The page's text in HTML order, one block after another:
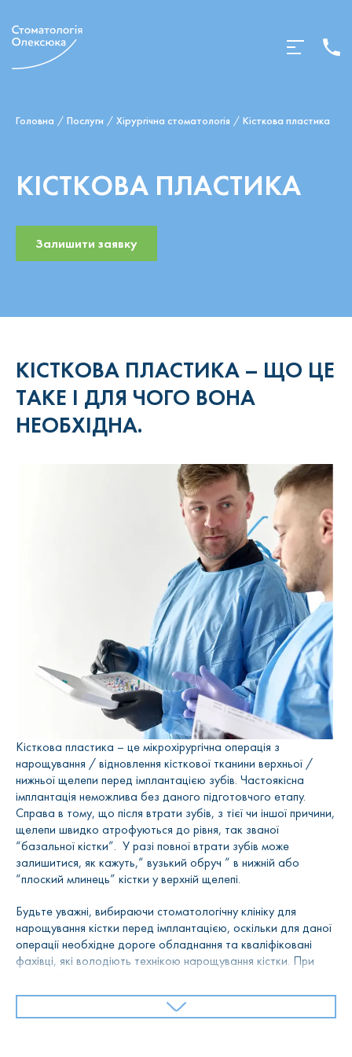
Головна Послуги Хірургічна стоматологія Кісткова пластика
КІСТКОВА ПЛАСТИКА
Залишити заявку
КІСТКОВА ПЛАСТИКА – ЩО ЦЕ
ТАКЕ І ДЛЯ ЧОГО ВОНА
НЕОБХІДНА.
Кісткова пластика – це мікрохірургічна операція з
нарощування / відновлення кісткової тканини верхньої /
нижньої щелепи перед імплантацією зубів. Частоякісна
імплантація неможлива без даного підготовчого етапу.
Справа в тому, що після втрати зубів, з тієї чи іншої причини,
щелепи швидко атрофуються до рівня, так званої
“базальної кістки”. У разі повної втрати зубів може
залишитися, як кажуть,” вузький обруч ” в нижній або
“плоский млинець” кістки у верхній щелепі.
Будьте уважні, вибираючи стоматологічну клініку для
нарощування кістки перед імплантацією, оскільки для даної
операції необхідне дороге обладнання та кваліфіковані
фахівці, які володіють технікою нарощування кістки. При
вкручування імплантатів. Якщо не дотримуватися цих вимог,
то атрофія кісткової тканини буде прогресувати. Це